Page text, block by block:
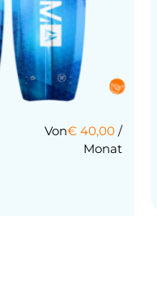
Von€ 40,00 /
Monat